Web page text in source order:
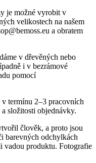
je možné vyrobit v
velikostech na našem
a obratem
v dřevěných nebo
i v bezrámové
pomocí
termínu 2–3 pracovních
složitosti objednávky.
člověk, a proto jsou
barevných odchylkách
vadou produktu. Fotografie